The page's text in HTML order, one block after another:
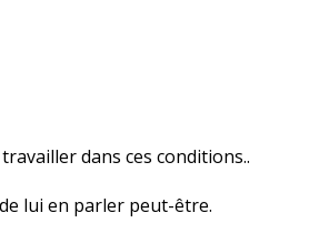
dans ces conditions..
de lui en parler peut-être.